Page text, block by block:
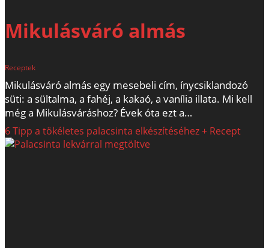
Mikulásváró almás
Receptek
Mikulásváró almás egy mesebeli cím, ínycsiklandozó
süti: a sültalma, a fahéj, a kakaó, a vanília illata. Mi kell
még a Mikulásváráshoz? Évek óta ezt a…
6 Tipp a tökéletes palacsinta elkészítéséhez + Recept